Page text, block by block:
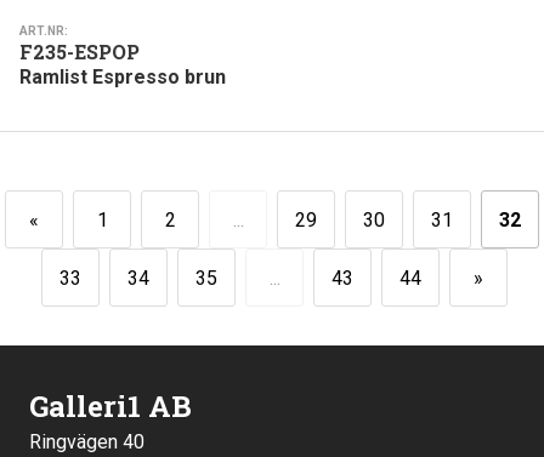
ART.NR:
F235-ESPOP
Ramlist Espresso brun
« 1 2 ... 29 30 31 32
33 34 35 ... 43 44 »
Galleri1 AB
Ringvägen 40